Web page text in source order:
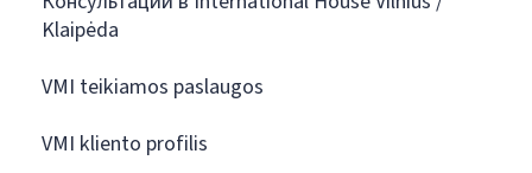
Klaipėda
VMI teikiamos paslaugos
VMI kliento profilis